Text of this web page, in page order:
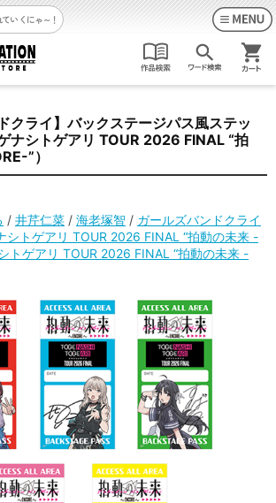
いくにゃ～！
クライ】バックステージパス風ステッ
ナシトゲアリ TOUR 2026 FINAL “拍
”）
/ 井芹仁菜 / 海老塚智 / ガールズバンドクライ
シトゲアリ TOUR 2026 FINAL “拍動の未来 -
トゲアリ TOUR 2026 FINAL “拍動の未来 -